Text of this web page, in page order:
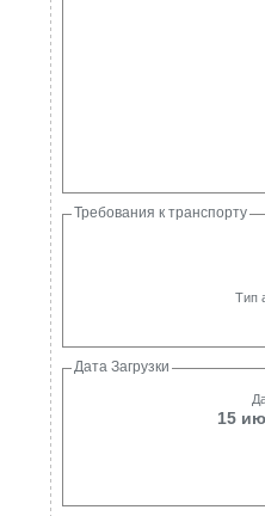
Требования к транспорту
Тип
Дата Загрузки
15